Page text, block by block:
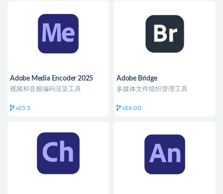
Adobe Media Encoder 2025
视频和音频编码渲染工具
v25.5
Adobe Bridge
多媒体文件组织管理工具
v16.0.0